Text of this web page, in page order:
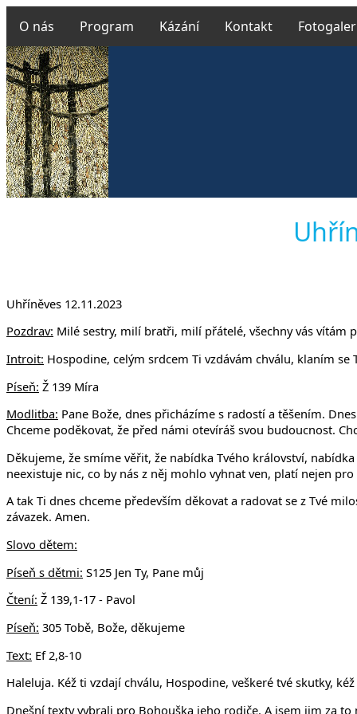
O nás Program Kázání Kontakt
v
Uhříněves 12.11.2023
Pozdrav: Milé sestry, milí bratři, milí přátelé, všechny vás
Introit: Hospodine, celým srdcem Ti vzdávám chválu, klaním
Píseň: Ž 139 Míra
Modlitba: Pane Bože, dnes přicházíme s radostí a těšením.
Chceme poděkovat, že před námi otevíráš svou budoucnost.
Děkujeme, že smíme věřit, že nabídka Tvého království,
neexistuje nic, co by nás z něj mohlo vyhnat ven, platí nejen
A tak Ti dnes chceme především děkovat a radovat se z Tvé
závazek. Amen.
Slovo dětem:
Píseň s dětmi: S125 Jen Ty, Pane můj
Čtení: Ž 139,1-17 - Pavol
Píseň: 305 Tobě, Bože, děkujeme
Text: Ef 2,8-10
Haleluja. Kéž ti vzdají chválu, Hospodine, veškeré tvé skutky,
Dnešní texty vybrali pro Bohouška jeho rodiče. A jsem jim za